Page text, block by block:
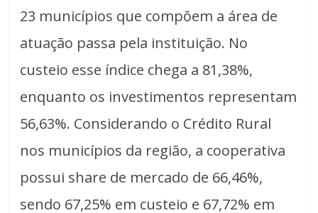
23 municípios que compõem a área de
atuação passa pela instituição. No
custeio esse índice chega a 81,38%,
enquanto os investimentos representam
56,63%. Considerando o Crédito Rural
nos municípios da região, a cooperativa
possui share de mercado de 66,46%,
sendo 67,25% em custeio e 67,72% em